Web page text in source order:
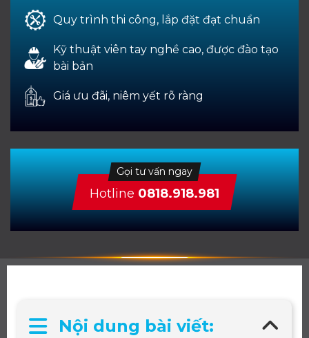
Quy trình thi công, lắp đặt đạt chuẩn
Kỹ thuật viên tay nghề cao, được đào tạo
bài bản
Giá ưu đãi, niêm yết rõ ràng
Gọi tư vấn ngay
Hotline 0818.918.981
Nội dung bài viết: